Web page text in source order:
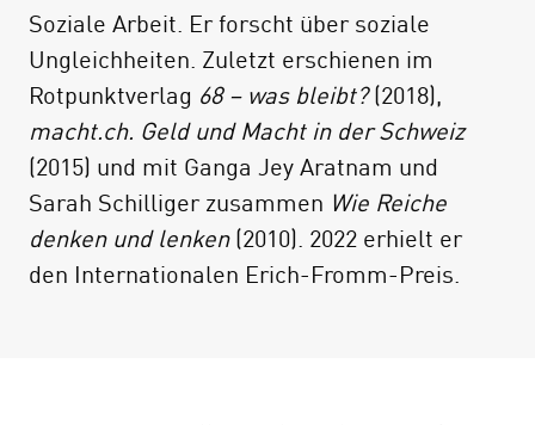
sich forschend mit der Frage befassen, »wer
die Schweiz regiert«. Außerdem finden sich
in diesem Band Fallstudien von Peter
Streckeisen über den Bankenstaat und die
Macht des ökonomischen Denkens, von
Ganga Jey Aratnam über Rohstoffkonzerne,
von Markus Bossert über den
Gewerbeverband und von Gian Trepp über
Soziale Arbeit. Er forscht über soziale
Ungleichheiten. Zuletzt erschienen im
Rotpunktverlag 68 – was bleibt?(2018),
macht.ch. Geld und Macht in der Schweiz
(2015) und mit Ganga Jey Aratnam und
Sarah Schilliger zusammen Wie Reiche
denken und lenken(2010). 2022 erhielt er
den Internationalen Erich-Fromm-Preis.